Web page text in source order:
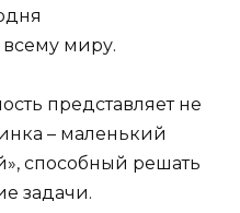
миру.
представляет не
– маленький
способный решать
задачи.